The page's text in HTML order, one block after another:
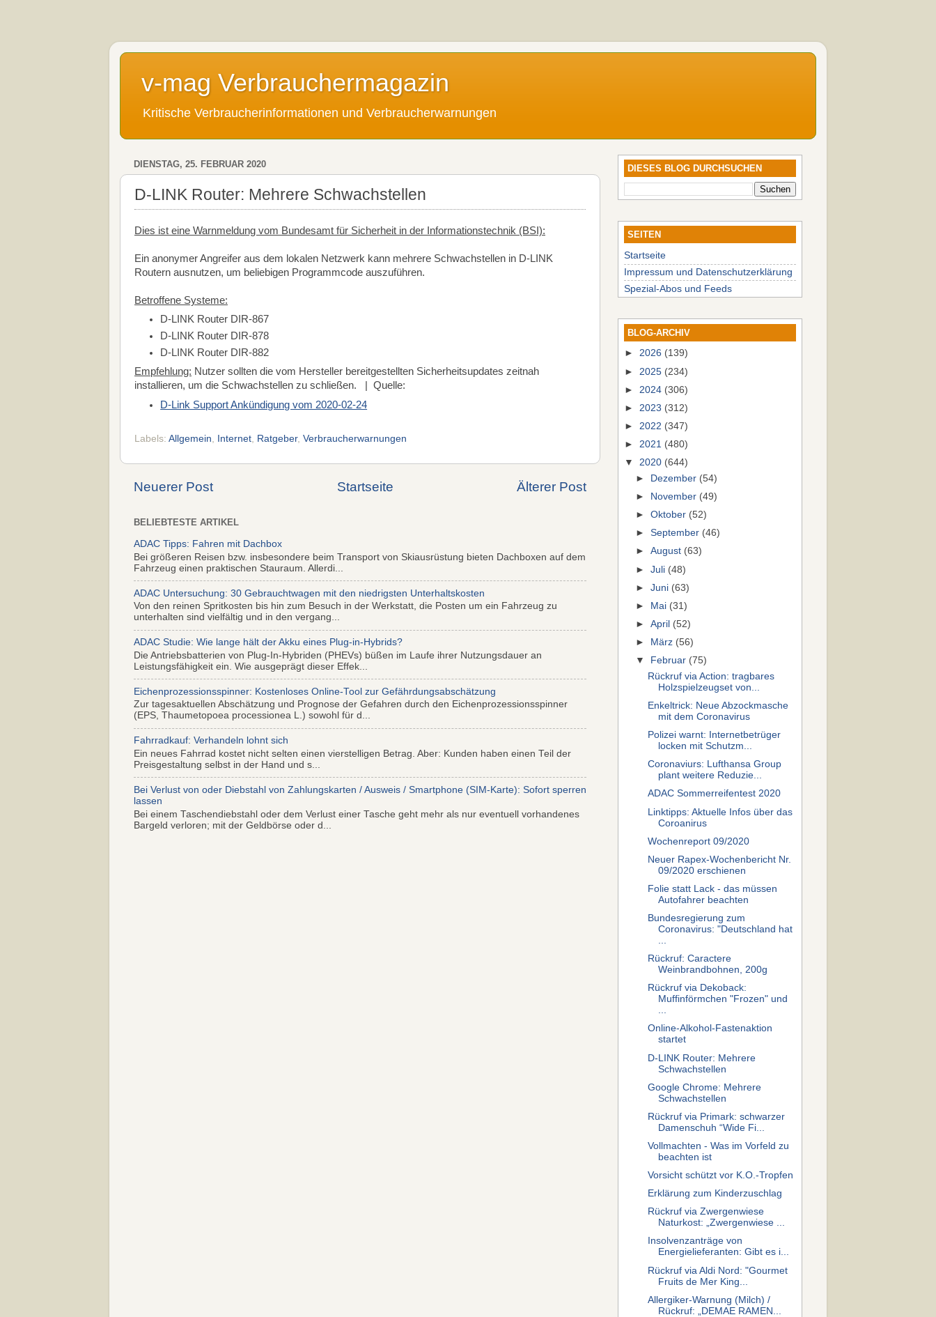
v-mag Verbrauchermagazin
Kritische Verbraucherinformationen und Verbraucherwarnungen
DIENSTAG, 25. FEBRUAR 2020
D-LINK Router: Mehrere Schwachstellen
Dies ist eine Warnmeldung vom Bundesamt für Sicherheit in der Informationstechnik (BSI):
Ein anonymer Angreifer aus dem lokalen Netzwerk kann mehrere Schwachstellen in D-LINK
Routern ausnutzen, um beliebigen Programmcode auszuführen.
Betroffene Systeme:
D-LINK Router DIR-867
D-LINK Router DIR-878
D-LINK Router DIR-882
Empfehlung: Nutzer sollten die vom Hersteller bereitgestellten Sicherheitsupdates zeitnah
installieren, um die Schwachstellen zu schließen. | Quelle:
D-Link Support Ankündigung vom 2020-02-24
Labels: Allgemein, Internet, Ratgeber, Verbraucherwarnungen
Neuerer Post Älterer Post
Startseite
BELIEBTESTE ARTIKEL
ADAC Tipps: Fahren mit Dachbox
Bei größeren Reisen bzw. insbesondere beim Transport von Skiausrüstung bieten Dachboxen auf dem
Fahrzeug einen praktischen Stauraum. Allerdi...
ADAC Untersuchung: 30 Gebrauchtwagen mit den niedrigsten Unterhaltskosten
Von den reinen Spritkosten bis hin zum Besuch in der Werkstatt, die Posten um ein Fahrzeug zu
unterhalten sind vielfältig und in den vergang...
ADAC Studie: Wie lange hält der Akku eines Plug-in-Hybrids?
Die Antriebsbatterien von Plug-In-Hybriden (PHEVs) büßen im Laufe ihrer Nutzungsdauer an
Leistungsfähigkeit ein. Wie ausgeprägt dieser Effek...
Eichenprozessionsspinner: Kostenloses Online-Tool zur Gefährdungsabschätzung
Zur tagesaktuellen Abschätzung und Prognose der Gefahren durch den Eichenprozessionsspinner
(EPS, Thaumetopoea processionea L.) sowohl für d...
Fahrradkauf: Verhandeln lohnt sich
Ein neues Fahrrad kostet nicht selten einen vierstelligen Betrag. Aber: Kunden haben einen Teil der
Preisgestaltung selbst in der Hand und s...
Bei Verlust von oder Diebstahl von Zahlungskarten / Ausweis / Smartphone (SIM-Karte): Sofort sperren
lassen
Bei einem Taschendiebstahl oder dem Verlust einer Tasche geht mehr als nur eventuell vorhandenes
Bargeld verloren; mit der Geldbörse oder d...
DIESES BLOG DURCHSUCHEN
SEITEN
Startseite
Impressum und Datenschutzerklärung
Spezial-Abos und Feeds
BLOG-ARCHIV
► 2026 (139)
► 2025 (234)
► 2024 (306)
► 2023 (312)
► 2022 (347)
► 2021 (480)
▼ 2020 (644)
►
Dezember (54)
►
November (49)
►Oktober (52)
►September (46)
►August (63)
►Juli (48)
►Juni (63)
►
Mai (31)
►April (52)
►
März (56)
▼
Februar (75)
Rückruf via Action: tragbares
Holzspielzeugset von...
Enkeltrick: Neue Abzockmasche
mit dem Coronavirus
Polizei warnt: Internetbetrüger
locken mit Schutzm...
Coronaviurs: Lufthansa Group
plant weitere Reduzie...
ADAC Sommerreifentest 2020
Linktipps: Aktuelle Infos über das
Coroanirus
Wochenreport 09/2020
Neuer Rapex-Wochenbericht Nr.
09/2020 erschienen
Folie statt Lack - das müssen
Autofahrer beachten
Bundesregierung zum
Coronavirus: "Deutschland hat
...
Rückruf: Caractere
Weinbrandbohnen, 200g
Rückruf via Dekoback:
Muffinförmchen "Frozen" und
...
Online-Alkohol-Fastenaktion
startet
D-LINK Router: Mehrere
Schwachstellen
Google Chrome: Mehrere
Schwachstellen
Rückruf via Primark: schwarzer
Damenschuh “Wide Fi...
Vollmachten - Was im Vorfeld zu
beachten ist
Vorsicht schützt vor K.O.-Tropfen
Erklärung zum Kinderzuschlag
Rückruf via Zwergenwiese
Naturkost: „Zwergenwiese ...
Insolvenzanträge von
Energielieferanten: Gibt es i...
Rückruf via Aldi Nord: "Gourmet
Fruits de Mer King...
Allergiker-Warnung (Milch) /
Rückruf: „DEMAE RAMEN...